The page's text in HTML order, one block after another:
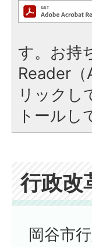
す。お持
Reader
リックし
トールし
行政改
岡谷市